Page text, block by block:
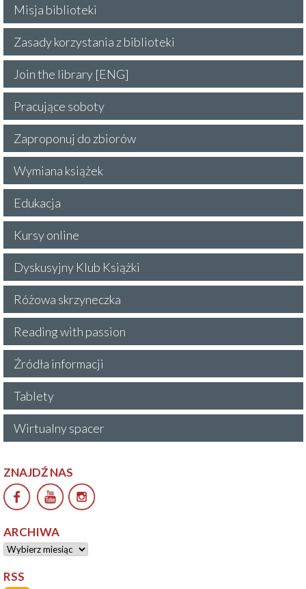
Misja biblioteki
Zasady korzystania z biblioteki
Join the library [ENG]
Pracujące soboty
Zaproponuj do zbiorów
Wymiana książek
Edukacja
Kursy online
Dyskusyjny Klub Książki
Różowa skrzyneczka
Reading with passion
Źródła informacji
Tablety
Wirtualny spacer
ZNAJDŹ NAS
ARCHIWA
Archiwa
RSS